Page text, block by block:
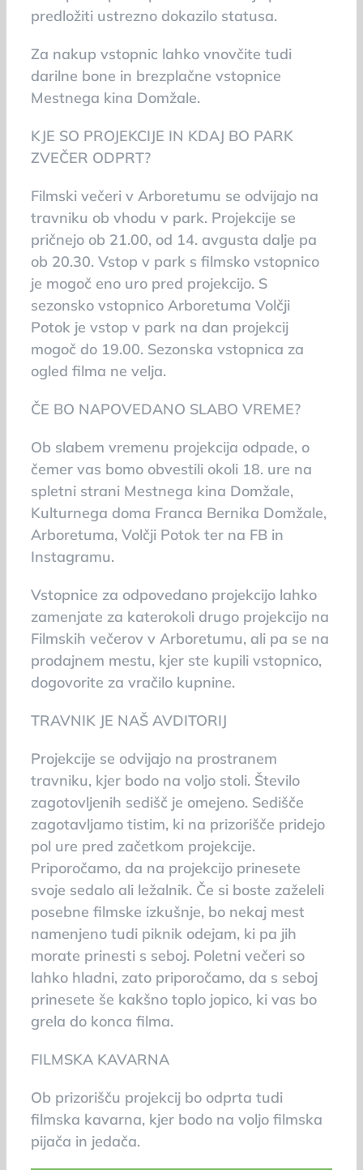
predložiti ustrezno dokazilo statusa.
Za nakup vstopnic lahko vnovčite tudi
darilne bone in brezplačne vstopnice
Mestnega kina Domžale.
KJE SO PROJEKCIJE IN KDAJ BO PARK
ZVEČER ODPRT?
Filmski večeri v Arboretumu se odvijajo na
travniku ob vhodu v park. Projekcije se
pričnejo ob 21.00, od 14. avgusta dalje pa
ob 20.30. Vstop v park s filmsko vstopnico
je mogoč eno uro pred projekcijo. S
sezonsko vstopnico Arboretuma Volčji
Potok je vstop v park na dan projekcij
mogoč do 19.00. Sezonska vstopnica za
ogled filma ne velja.
ČE BO NAPOVEDANO SLABO VREME?
Ob slabem vremenu projekcija odpade, o
čemer vas bomo obvestili okoli 18. ure na
spletni strani Mestnega kina Domžale,
Kulturnega doma Franca Bernika Domžale,
Arboretuma, Volčji Potok ter na FB in
Instagramu.
Vstopnice za odpovedano projekcijo lahko
zamenjate za katerokoli drugo projekcijo na
Filmskih večerov v Arboretumu, ali pa se na
prodajnem mestu, kjer ste kupili vstopnico,
dogovorite za vračilo kupnine.
TRAVNIK JE NAŠ AVDITORIJ
Projekcije se odvijajo na prostranem
travniku, kjer bodo na voljo stoli. Število
zagotovljenih sedišč je omejeno. Sedišče
zagotavljamo tistim, ki na prizorišče pridejo
pol ure pred začetkom projekcije.
Priporočamo, da na projekcijo prinesete
svoje sedalo ali ležalnik. Če si boste zaželeli
posebne filmske izkušnje, bo nekaj mest
namenjeno tudi piknik odejam, ki pa jih
morate prinesti s seboj. Poletni večeri so
lahko hladni, zato priporočamo, da s seboj
prinesete še kakšno toplo jopico, ki vas bo
grela do konca filma.
FILMSKA KAVARNA
Ob prizorišču projekcij bo odprta tudi
filmska kavarna, kjer bodo na voljo filmska
pijača in jedača.